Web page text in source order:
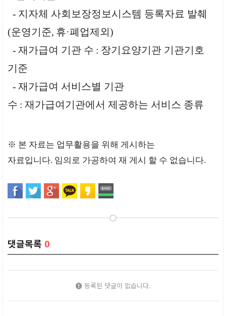
- 지자체 사회보장정보시스템 등록자료 발췌
(운영기준, 휴·폐업제외 )
- 재가급여 기관 수 : 장기요양기관 기관기호
기준
- 재가급여 서비스별 기관
수 : 재가급여기관에서 제공하는 서비스 종류
※ 본 자료는 업무활용을 위해 게시하는
자료입니다. 임의로 가공하여 재 게시 할 수 없습니다.
댓글목록 0
등록된 댓글이 없습니다.